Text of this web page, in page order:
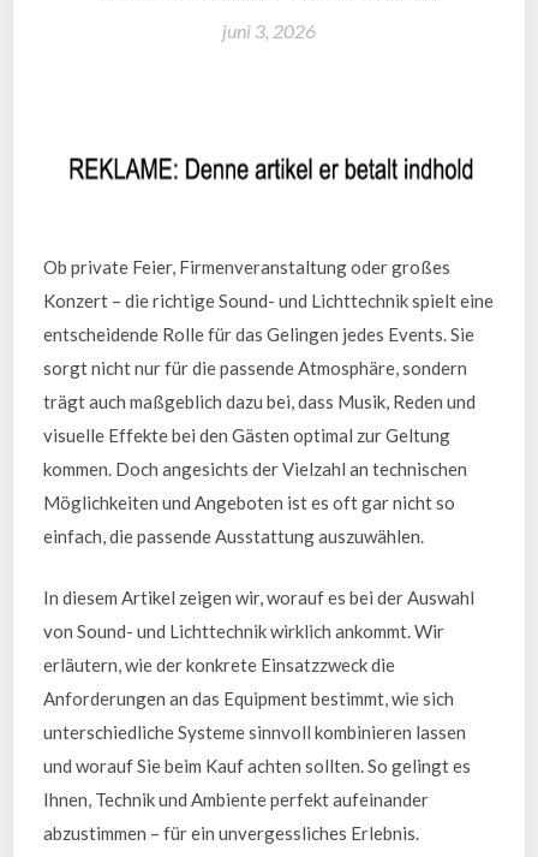
juni 3, 2026
Ob private Feier, Firmenveranstaltung oder großes
Konzert – die richtige Sound- und Lichttechnik spielt eine
entscheidende Rolle für das Gelingen jedes Events. Sie
sorgt nicht nur für die passende Atmosphäre, sondern
trägt auch maßgeblich dazu bei, dass Musik, Reden und
visuelle Effekte bei den Gästen optimal zur Geltung
kommen. Doch angesichts der Vielzahl an technischen
Möglichkeiten und Angeboten ist es oft gar nicht so
einfach, die passende Ausstattung auszuwählen.
In diesem Artikel zeigen wir, worauf es bei der Auswahl
von Sound- und Lichttechnik wirklich ankommt. Wir
erläutern, wie der konkrete Einsatzzweck die
Anforderungen an das Equipment bestimmt, wie sich
unterschiedliche Systeme sinnvoll kombinieren lassen
und worauf Sie beim Kauf achten sollten. So gelingt es
Ihnen, Technik und Ambiente perfekt aufeinander
abzustimmen – für ein unvergessliches Erlebnis.